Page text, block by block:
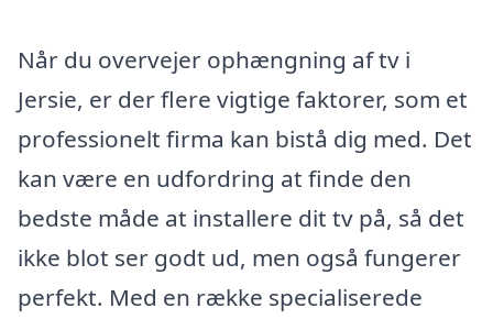
Når du overvejer ophængning af tv i
Jersie, er der flere vigtige faktorer, som et
professionelt firma kan bistå dig med. Det
kan være en udfordring at finde den
bedste måde at installere dit tv på, så det
ikke blot ser godt ud, men også fungerer
perfekt. Med en række specialiserede